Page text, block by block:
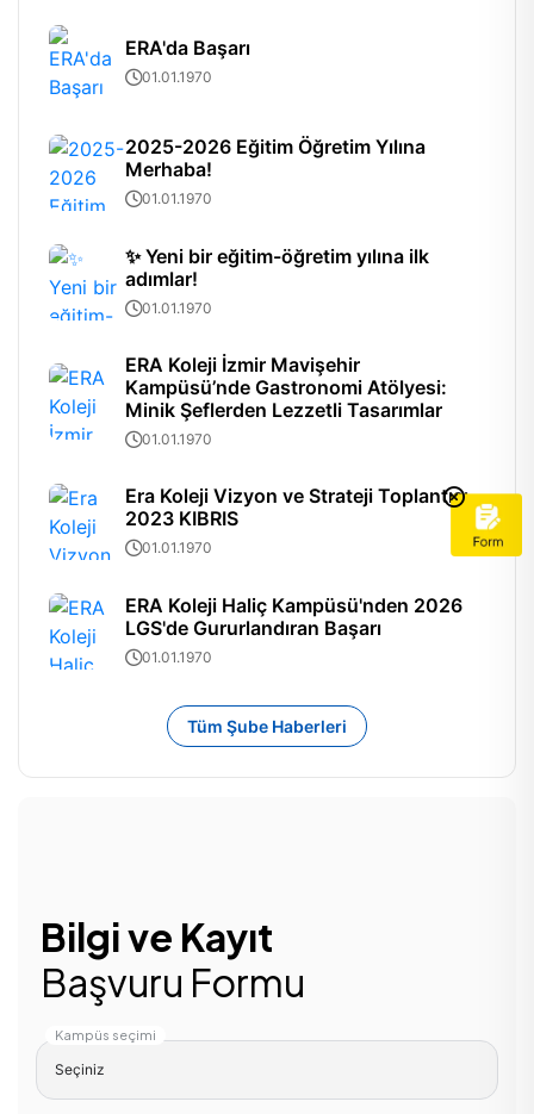
ERA'da Başarı
01.01.1970
2025-2026 Eğitim Öğretim Yılına
Merhaba!
01.01.1970
✨ Yeni bir eğitim-öğretim yılına ilk
adımlar!
01.01.1970
ERA Koleji İzmir Mavişehir
Kampüsü’nde Gastronomi Atölyesi:
Minik Şeflerden Lezzetli Tasarımlar
01.01.1970
Era Koleji Vizyon ve Strateji Toplantısı
2023 KIBRIS
01.01.1970
ERA Koleji Haliç Kampüsü'nden 2026
LGS'de Gururlandıran Başarı
01.01.1970
Tüm Şube Haberleri
Bilgi ve Kayıt
Başvuru Formu
Kampüs seçimi